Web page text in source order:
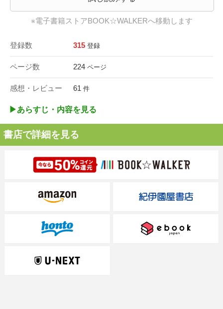
※電子書籍ストアBOOK☆WALKERへ移動します
登録数 315 登録
ページ数 224 ページ
感想・レビュー 61 件
▶︎あらすじ・内容を見る
書店で詳細を見る